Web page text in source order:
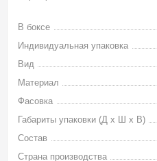
В боксе
Индивидуальная упаковка
Вид
Материал
Фасовка
Габариты упаковки (Д х Ш х В)
Состав
Страна производства